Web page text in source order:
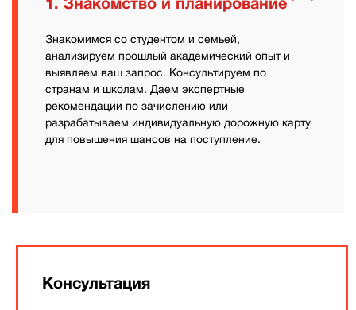
Знакомимся со студентом и семьей,
анализируем прошлый академический опыт и
выявляем ваш запрос. Консультируем по
странам и школам. Даем экспертные
рекомендации по зачислению или
разрабатываем индивидуальную дорожную карту
для повышения шансов на поступление.
Консультация